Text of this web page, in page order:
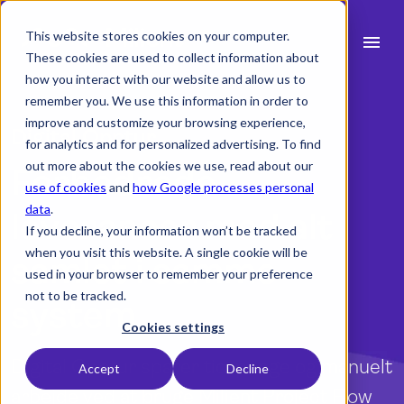
This website stores cookies on your computer.
These cookies are used to collect information about
how you interact with our website and allow us to
remember you. We use this information in order to
improve and customize your browsing experience,
for analytics and for personalized advertising. To find
out more about the cookies we use, read about our
use of cookies and how Google processes personal
data.
If you decline, your information won’t be tracked
when you visit this website. A single cookie will be
used in your browser to remember your preference
not to be tracked.
Cookies settings
Accept Decline
menu
Produkt
Brancher
Ressourcer
search
Digital Opptur
Forbedrede
leverancer med alt
samlet i samme
system
Digital Opptur sparer tid, penge og manuelt
arbejde ved at bruge Milient Project Flow